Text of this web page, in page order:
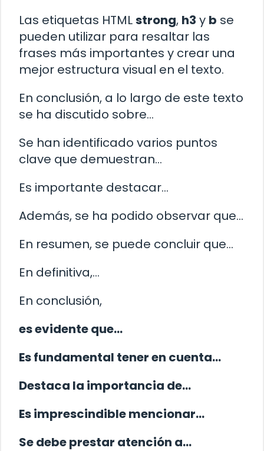
Las etiquetas HTMLstrong, h3 y b se
pueden utilizar para resaltar las
frases más importantes y crear una
mejor estructura visual en el texto.
En conclusión, a lo largo de este texto
se ha discutido sobre…
Se han identificado varios puntos
clave que demuestran…
Es importante destacar…
Además, se ha podido observar que…
En resumen, se puede concluir que…
En definitiva,…
En conclusión,
es evidente que…
Es fundamental tener en cuenta…
Destaca la importancia de…
Es imprescindible mencionar…
Se debe prestar atención a…